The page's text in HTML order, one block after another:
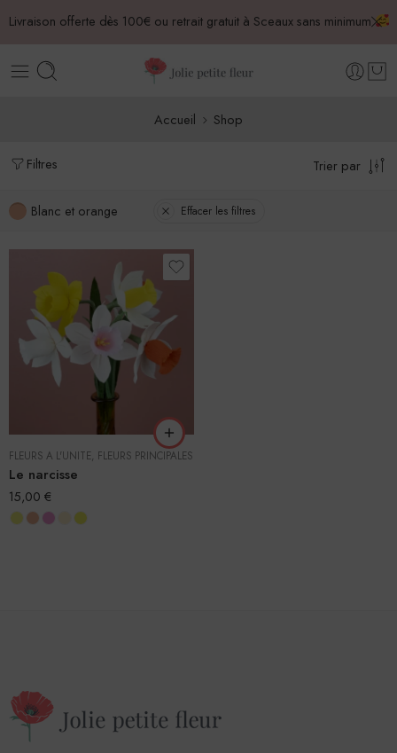
Livraison offerte dès 100€ ou retrait gratuit à Sceaux sans minimum
Accueil Shop
Filtres Trier par
Blanc et orange Effacer les filtres
FLEURS À L'UNITÉ FLEURS PRINCIPALES
Le narcisse
15,00 €